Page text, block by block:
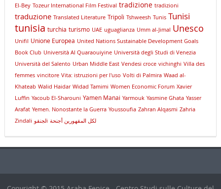
El-Bey Tozeur International Film Festival tradizione tradizioni
traduzione Translated Literature Tripoli Tshweesh Tunis Tunisi
tunisia turchia turismo UAE uguaglianza Umm al-Jimal Unesco
Unifil Unione Europea United Nations Sustainable Development Goals
Book Club Università Al Quaraouiyine Università degli Studi di Venezia
Università del Salento Urban Middle East Vendesi croce vichinghi Villa des
femmes vincitore Vita: istruzioni per l'uso Volti di Palmira Waad al-
Khateab Walid Haidar Widad Tamimi Women Economic Forum Xavier
Luffin Yacoub El-Sharouni Yamen Manai Yarmouk Yasmine Ghata Yasser
Arafat Yemen. Nonostante la Guerra Youssoufia Zahran Alqasmi Zahria
Zindali
لجنقوi لكل المقهورين أجنحة